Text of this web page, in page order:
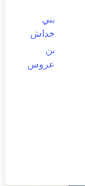
بني
خداش
بن
عروس